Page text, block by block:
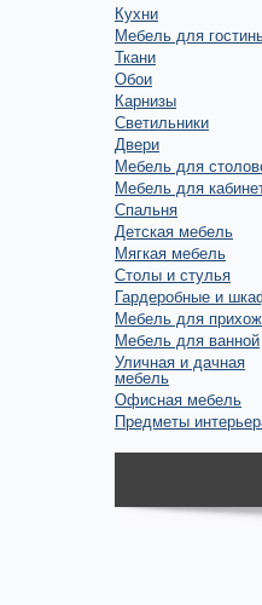
Кухни
Мебель для
Ткани
Обои
Карнизы
Светильники
Двери
Мебель для
Мебель для
Спальня
Детская мебель
Мягкая мебель
Столы и стулья
Гардеробные и
Мебель для
Мебель для ванной
Уличная и дачная
мебель
Офисная мебель
Предметы